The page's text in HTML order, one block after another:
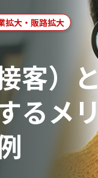
客）と
るメ
拡大・販路拡大